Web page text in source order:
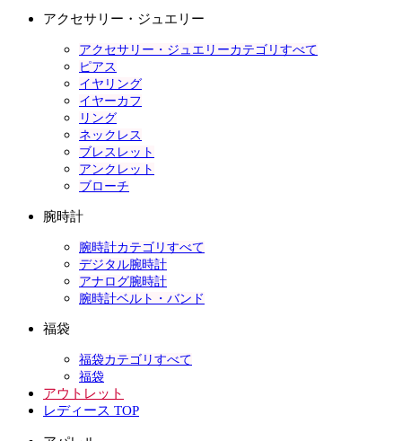
アクセサリー・ジュエリー
アクセサリー・ジュエリーカテゴリすべて
ピアス
イヤリング
イヤーカフ
リング
ネックレス
ブレスレット
アンクレット
ブローチ
腕時計
腕時計カテゴリすべて
デジタル腕時計
アナログ腕時計
腕時計ベルト・バンド
福袋
福袋カテゴリすべて
福袋
アウトレット
レディース TOP